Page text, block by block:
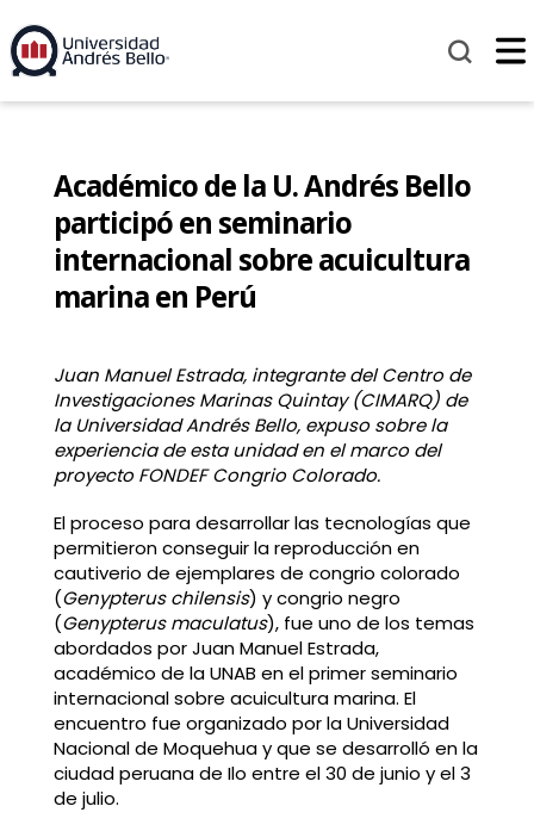
Académico de la U. Andrés Bello
participó en seminario
internacional sobre acuicultura
marina en Perú
Juan Manuel Estrada, integrante del Centro de
Investigaciones Marinas Quintay (CIMARQ) de
la Universidad Andrés Bello, expuso sobre la
experiencia de esta unidad en el marco del
proyecto FONDEF Congrio Colorado.
El proceso para desarrollar las tecnologías que
permitieron conseguir la reproducción en
cautiverio de ejemplares de congrio colorado
(Genypterus chilensis) y congrio negro
(Genypterus maculatus), fue uno de los temas
abordados por Juan Manuel Estrada,
académico de la UNAB en el primer seminario
internacional sobre acuicultura marina. El
encuentro fue organizado por la Universidad
Nacional de Moquehua y que se desarrolló en la
ciudad peruana de Ilo entre el 30 de junio y el 3
de julio.